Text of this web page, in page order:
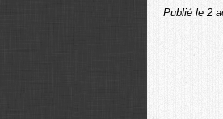
Publié le 2